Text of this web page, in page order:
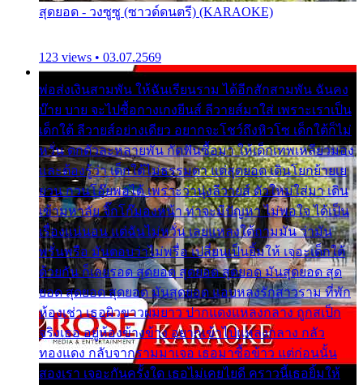
สุดยอด - วงซูซู (ซาวด์ดนตรี) (KARAOKE)
123 views • 03.07.2569
พ่อส่งเงินสามพัน ให้ฉันเรียนราม ได้อีกสักสามพัน ฉันคง
บ๊าย บาย จะไปซื้อกางเกงยีนส์ ลีวายส์มาใส่ เพราะเราเป็น
เด็กใต้ ลีวายส์อย่างเดียว อยากจะโชว์ถึงหิวโซ เด็กใต้ก็ไม่
หวั่น ตกตัวละหลายพัน กัดฟันซื้อมา ให้เด็กเทพเหลียวมอง
และต้องรู้ว่า เด็กใต้ไม่ธรรมดา แต่สุดยอด เดินโยกย้ายเย
ยวน กวนโอ๊ยพอได้ เพราะว่านุ่งลีวายส์ ตัวใหม่ใส่มา เดิน
เข้ามหาลัย จิ๊กโก๊มองหน้า ท่าจะมีปัญหา ไม่พอใจ ได้เป็น
เรื่องแน่นอน แต่ฉันไม่หวั่น เลยแหลงใต้ถามมัน ว่ามัน
พรั่นพรือ มันตอบว่าไม่พรื่อ เปลี่ยนเป็นยิ้มให้ เจอะเด็กใต้
ด้วยกัน ก็เลยรอด สุดยอด สุดยอด สุดยอด มันสุดยอด สุด
ยอด สุดยอด สุดยอด มันสุดยอด แอบหลงรักสาวราม ที่พัก
ห้องเช่า เธอผิวขาวผมยาว ปากแดงแหลงกลาง ถูกสเป็ก
จริงเธอ อยู่ห้องข้างข้าง อยากเข้าไปแหลงกลาง กลัว
ทองแดง กลับจากรามมาเจอ เธอมาซื้อข้าว แต่ก่อนนั้น
สองเรา เจอะกันครั้งใด เธอไม่เคยไยดี คราวนี้เธอยิ้มให้